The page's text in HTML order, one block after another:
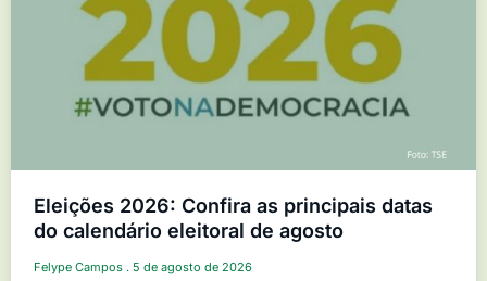
Eleições 2026: Confira as principais datas
do calendário eleitoral de agosto
Felype Campos 5 de agosto de 2026